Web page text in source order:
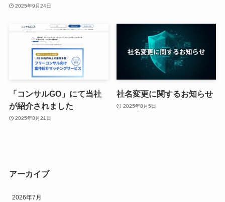
2025年9月24日
「コンサルGO」にて当社
が紹介されました
2025年8月21日
社名変更に関するお知らせ
2025年8月5日
アーカイブ
2026年7月